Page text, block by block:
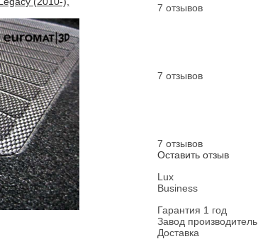
7 отзывов
7 отзывов
7 отзывов
Оставить отзыв
Lux
Business
Гарантия 1 год
Завод производитель
Доставка